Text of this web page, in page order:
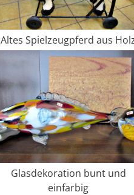
Altes Spielzeugpferd aus
Glasdekoration bunt und
einfarbig
elke Metzer
vor 1 Monat
...hir wird Frau fast
fündig, wenn etwas
wird, manchmal
auf den 2.Blick